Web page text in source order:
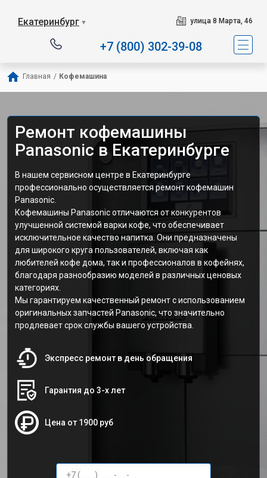
Екатеринбург ▼ улица 8 Марта, 46
+7 (800) 302-39-08
Главная / Кофемашина
Ремонт кофемашины
Panasonic в Екатеринбурге
В нашем сервисном центре в Екатеринбурге
профессионально осуществляется ремонт кофемашин
Panasonic.
Кофемашины Panasonic отличаются от конкурентов
улучшенной системой варки кофе, что обеспечивает
исключительное качество напитка. Они предназначены
для широкого круга пользователей, включая как
любителей кофе дома, так и профессионалов в кофейнях,
благодаря разнообразию моделей в различных ценовых
категориях.
Мы гарантируем качественный ремонт с использованием
оригинальных запчастей Panasonic, что значительно
продлевает срок службы вашего устройства.
Экспресс ремонт в день обращения
Гарантия до 3-х лет
Цена от 1900 руб